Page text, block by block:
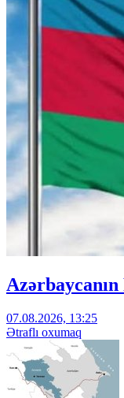
07.08.2026, 13:25
Ətraflı oxumaq